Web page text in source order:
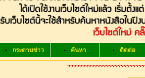
กระดานข่าว ค้นหา ติดต่อ